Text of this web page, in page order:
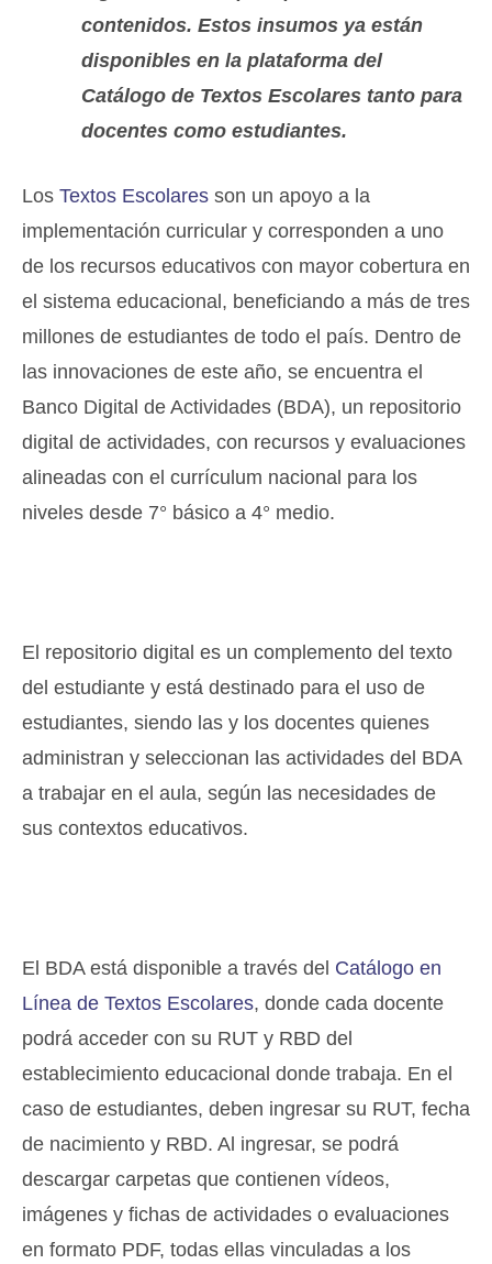
contenidos. Estos insumos ya están
disponibles en la plataforma del
Catálogo de Textos Escolares tanto para
docentes como estudiantes.
Los Textos Escolares son un apoyo a la
implementación curricular y corresponden a uno
de los recursos educativos con mayor cobertura en
el sistema educacional, beneficiando a más de tres
millones de estudiantes de todo el país. Dentro de
las innovaciones de este año, se encuentra el
Banco Digital de Actividades (BDA), un repositorio
digital de actividades, con recursos y evaluaciones
alineadas con el currículum nacional para los
niveles desde 7° básico a 4° medio.
El repositorio digital es un complemento del texto
del estudiante y está destinado para el uso de
estudiantes, siendo las y los docentes quienes
administran y seleccionan las actividades del BDA
a trabajar en el aula, según las necesidades de
sus contextos educativos.
El BDA está disponible a través del Catálogo en
Línea de Textos Escolares, donde cada docente
podrá acceder con su RUT y RBD del
establecimiento educacional donde trabaja. En el
caso de estudiantes, deben ingresar su RUT, fecha
de nacimiento y RBD. Al ingresar, se podrá
descargar carpetas que contienen vídeos,
imágenes y fichas de actividades o evaluaciones
en formato PDF, todas ellas vinculadas a los